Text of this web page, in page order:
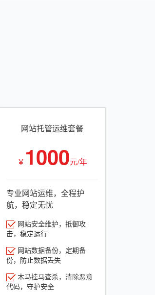
网站托管运维套餐
￥ 1000元/年
专业网站运维，全程护
航，稳定无忧
网站安全维护，抵御攻
击，稳定运行
网站数据备份，定期备
份，防止数据丢失
木马挂马查杀，清除恶意
代码，守护安全